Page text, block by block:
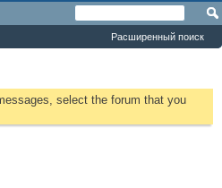
Расширенный поиск
select the forum that you